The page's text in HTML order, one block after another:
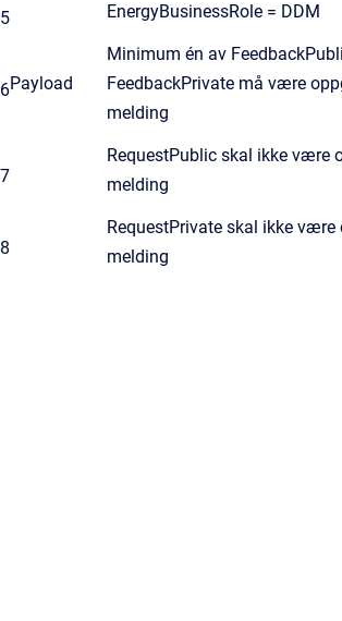
5 EnergyBusinessRole = DDM
6Payload
Minimum én av
FeedbackPrivate må være
melding
7
RequestPublic skal ikke være
melding
8
RequestPrivate skal ikke være
melding